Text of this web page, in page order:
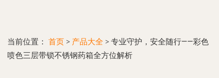
当前位置： 首页 > 产品大全 > 专业守护，安全随行——彩色
喷色三层带锁不锈钢药箱全方位解析